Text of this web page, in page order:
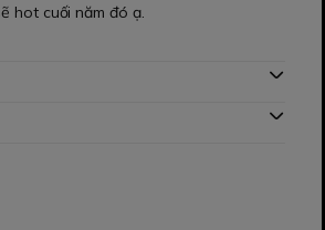
hot cuối năm đó ạ.